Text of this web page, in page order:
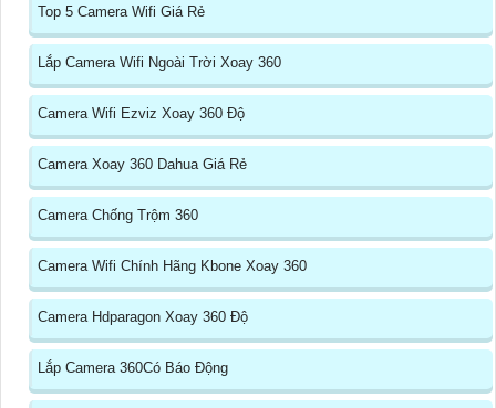
Top 5 Camera Wifi Giá Rẻ
Lắp Camera Wifi Ngoài Trời Xoay 360
Camera Wifi Ezviz Xoay 360 Độ
Camera Xoay 360 Dahua Giá Rẻ
Camera Chống Trộm 360
Camera Wifi Chính Hãng Kbone Xoay 360
Camera Hdparagon Xoay 360 Độ
Lắp Camera 360Có Báo Động